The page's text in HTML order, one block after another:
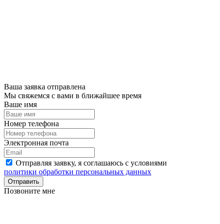
Ваша заявка отправлена
Мы свяжемся с вами в ближайшее время
Ваше имя
Номер телефона
Электронная почта
Отправляя заявку, я соглашаюсь с условиями
политики обработки персональных данных
Отправить
Позвоните мне